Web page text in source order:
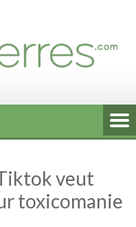
veut
toxicomanie